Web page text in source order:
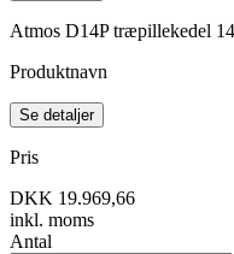
Atmos D14P træpillekedel
Produktnavn
Se detaljer
Pris
DKK 19.969,66
inkl. moms
Antal